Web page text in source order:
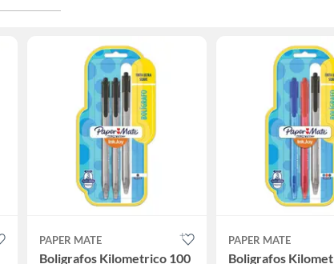
PAPER MATE
Boligrafos Kilometrico 100
PAPER MATE
Boligrafos